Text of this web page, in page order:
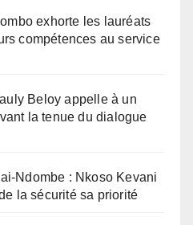
exhorte les lauréats
compétences au service
Beloy appelle à un
la tenue du dialogue
Ndombe : Nkoso Kevani
la sécurité sa priorité